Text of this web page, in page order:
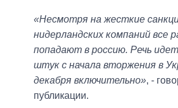
«Несмотря на жесткие
нидерландских компаний все
попадают в россию. Речь
штук с начала вторжения в
декабря включительно», -
публикации.